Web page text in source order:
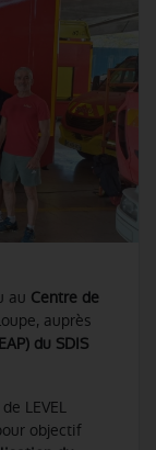
au Centre de
auprès
du SDIS
LEVEL
objectif